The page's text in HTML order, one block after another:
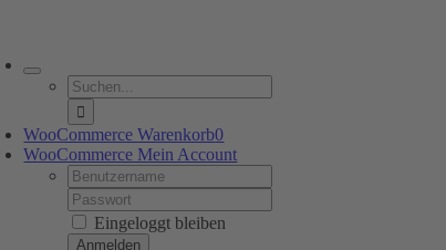
Suche
nach:
WooCommerce Warenkorb0
WooCommerce Mein Account
Username:
Password:
Eingeloggt bleiben